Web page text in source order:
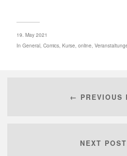
19. May 2021
In General, Comics, Kurse, online,
← PREVIOUS
NEXT